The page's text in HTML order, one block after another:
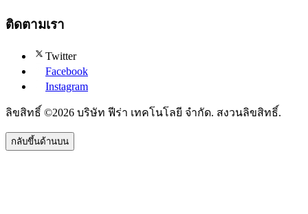
ติดตามเรา
Twitter
Facebook
Instagram
ลิขสิทธิ์ ©2026 บริษัท ฟีร่า เทคโนโลยี จำกัด. สงวนลิขสิทธิ์.
กลับขึ้นด้านบน